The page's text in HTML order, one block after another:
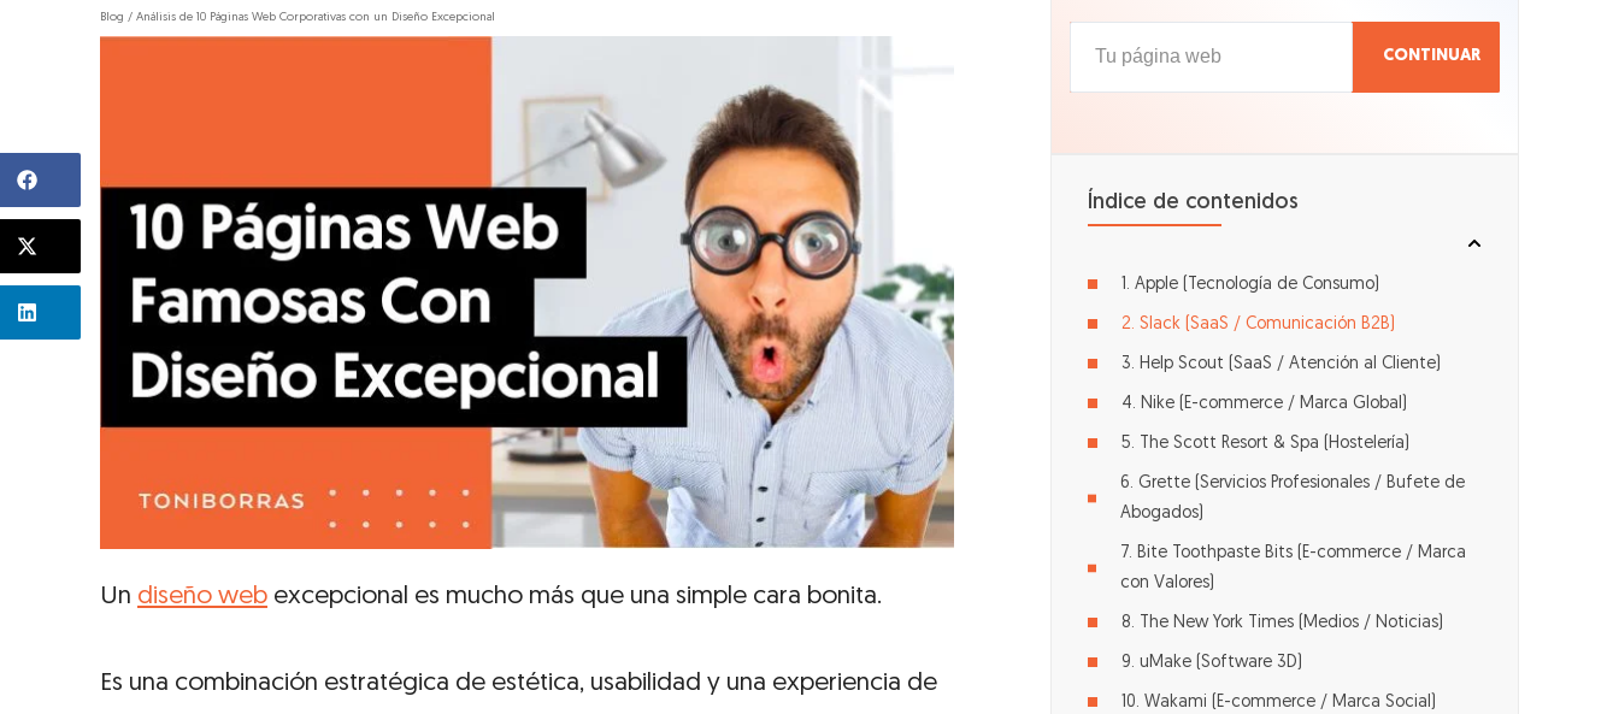
Blog / Análisis de 10 Páginas Web Corporativas con un Diseño Excepcional
Un diseño web excepcional es mucho más que una simple cara bonita.
Es una combinación estratégica de estética, usabilidad y una experiencia de
CONTINUAR
Índice de contenidos
1. Apple (Tecnología de Consumo)
2. Slack (SaaS / Comunicación B2B)
3. Help Scout (SaaS / Atención al Cliente)
4. Nike (E-commerce / Marca Global)
5. The Scott Resort & Spa (Hostelería)
6. Grette (Servicios Profesionales / Bufete de
Abogados)
7. Bite Toothpaste Bits (E-commerce / Marca
con Valores)
8. The New York Times (Medios / Noticias)
9. uMake (Software 3D)
10. Wakami (E-commerce / Marca Social)